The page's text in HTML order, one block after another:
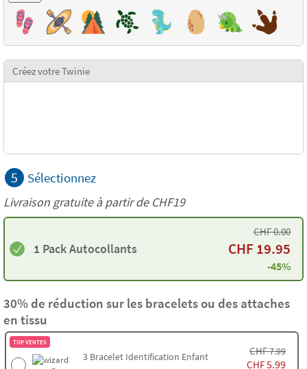
Créez votre Twinie
5 Sélectionnez
Livraison gratuite à partir de CHF19
1 Pack Autocollants
CHF0.00
CHF 19.95
-45%
30% de réduction sur les bracelets ou des attaches
en tissu
TOP VENTES
3 Bracelet Identification Enfant
CHF7.99
CHF5.99